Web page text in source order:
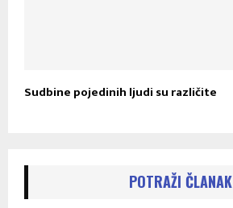
Sudbine pojedinih ljudi su različite
POTRAŽI ČLANAK